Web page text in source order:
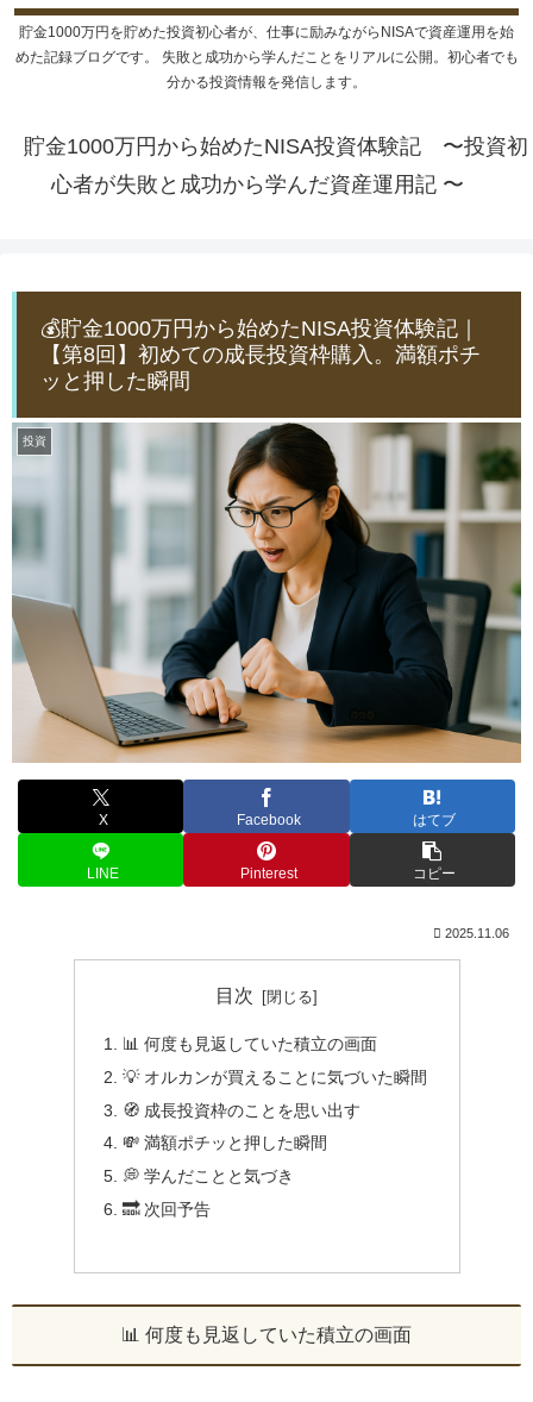
貯金1000万円を貯めた投資初心者が、仕事に励みながらNISAで資産運用を始
めた記録ブログです。 失敗と成功から学んだことをリアルに公開。初心者でも
分かる投資情報を発信します。
貯金1000万円から始めたNISA投資体験記 〜投資初
心者が失敗と成功から学んだ資産運用記 〜
💰貯金1000万円から始めたNISA投資体験記｜
【第8回】初めての成長投資枠購入。満額ポチ
ッと押した瞬間
投資
X Facebook はてブ
LINE Pinterest コピー
2025.11.06
目次
📊 何度も見返していた積立の画面
💡 オルカンが買えることに気づいた瞬間
🧭 成長投資枠のことを思い出す
💸 満額ポチッと押した瞬間
💭 学んだことと気づき
🔜 次回予告
📊 何度も見返していた積立の画面